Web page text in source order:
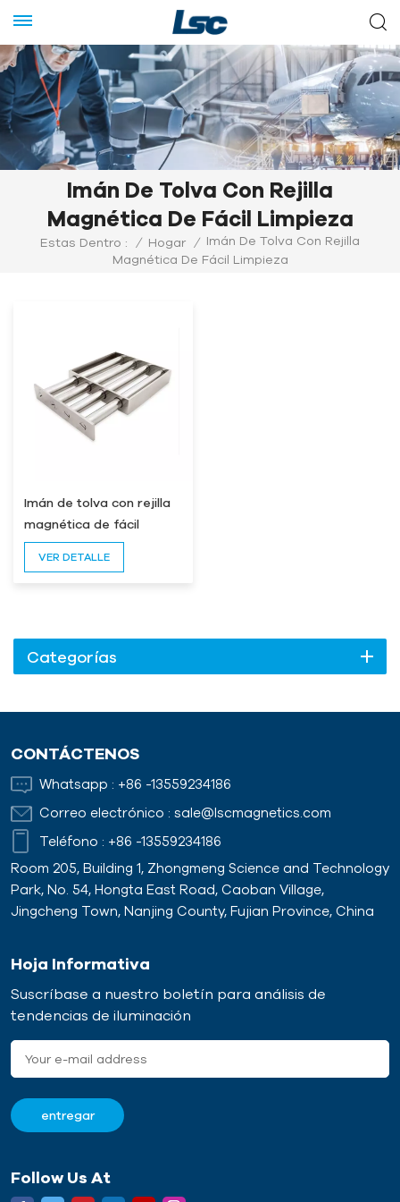
Imán De Tolva Con Rejilla
Magnética De Fácil Limpieza
Estas Dentro : / Hogar /
Imán De Tolva Con Rejilla
Magnética De Fácil Limpieza
Imán de tolva con rejilla
magnética de fácil
limpieza
VER DETALLE
Categorías
CONTÁCTENOS
Whatsapp : +86 -13559234186
Correo electrónico : sale@lscmagnetics.com
Teléfono : +86 -13559234186
Room 205, Building 1, Zhongmeng Science and Technology
Park, No. 54, Hongta East Road, Caoban Village,
Jingcheng Town, Nanjing County, Fujian Province, China
Hoja Informativa
Suscríbase a nuestro boletín para análisis de
tendencias de iluminación
Follow Us At